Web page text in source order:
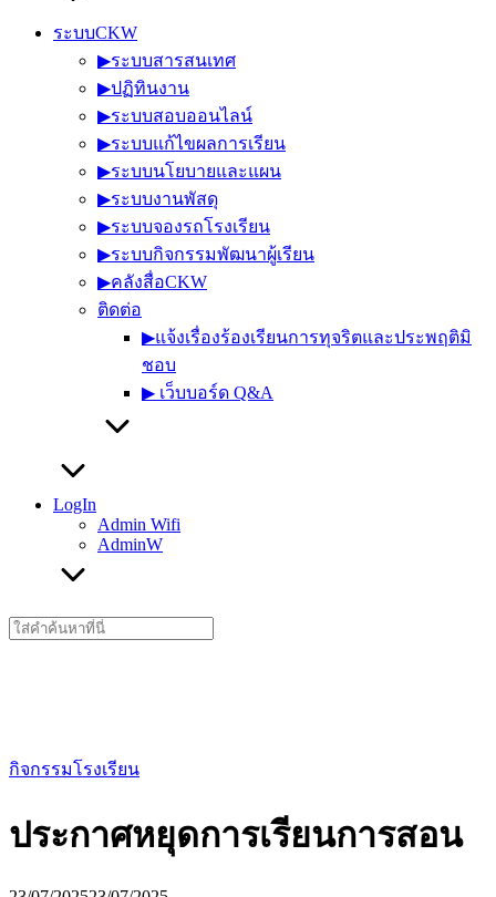
ระบบCKW
▶︎ระบบสารสนเทศ
▶︎ปฏิทินงาน
▶︎ระบบสอบออนไลน์
▶︎ระบบแก้ไขผลการเรียน
▶︎ระบบนโยบายและแผน
▶︎ระบบงานพัสดุ
▶︎ระบบจองรถโรงเรียน
▶︎ระบบกิจกรรมพัฒนาผู้เรียน
▶︎คลังสื่อCKW
ติดต่อ
▶︎แจ้งเรื่องร้องเรียนการทุจริตและประพฤติมิ
ชอบ
▶︎ เว็บบอร์ด Q&A
LogIn
Admin Wifi
AdminW
Search
for:
กิจกรรมโรงเรียน
ประกาศหยุดการเรียนการสอน